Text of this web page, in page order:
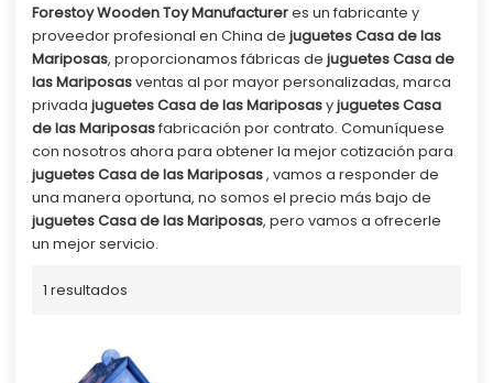
Forestoy Wooden Toy Manufactureres un fabricante y
proveedor profesional en China de juguetes Casa de las
Mariposas, proporcionamos fábricas de juguetes Casa de
las Mariposasventas al por mayor personalizadas, marca
privada juguetes Casa de las Mariposasyjuguetes Casa
de las Mariposasfabricación por contrato. Comuníquese
con nosotros ahora para obtener la mejor cotización para
juguetes Casa de las Mariposas, vamos a responder de
una manera oportuna, no somos el precio más bajo de
juguetes Casa de las Mariposas, pero vamos a ofrecerle
un mejor servicio.
1 resultados